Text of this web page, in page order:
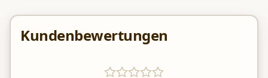
Kundenbewertungen